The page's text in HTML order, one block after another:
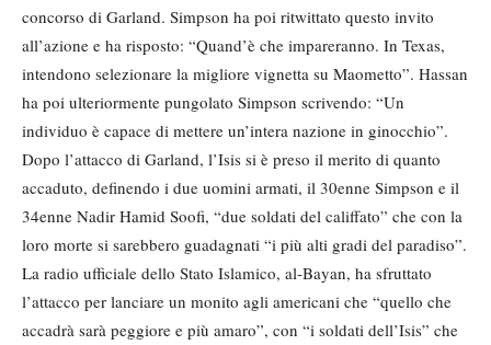
concorso di Garland. Simpson ha poi ritwittato questo invito
all’azione e ha risposto: “Quand’è che impareranno. In Texas,
intendono selezionare la migliore vignetta su Maometto”. Hassan
ha poi ulteriormente pungolato Simpson scrivendo: “Un
individuo è capace di mettere un’intera nazione in ginocchio”.
Dopo l’attacco di Garland, l’Isis si è preso il merito di quanto
accaduto, definendo i due uomini armati, il 30enne Simpson e il
34enne Nadir Hamid Soofi, “due soldati del califfato” che con la
loro morte si sarebbero guadagnati “i più alti gradi del paradiso”.
La radio ufficiale dello Stato Islamico, al-Bayan, ha sfruttato
l’attacco per lanciare un monito agli americani che “quello che
accadrà sarà peggiore e più amaro”, con “i soldati dell’Isis” che